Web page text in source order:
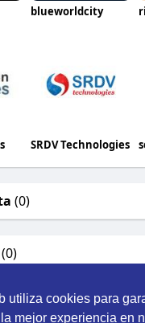
utiliza cookies para
mejor experiencia en
blueworldcity
SRDV Technologies
(0)
(0)